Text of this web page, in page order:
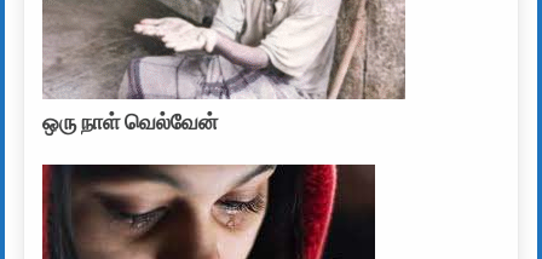
ஒரு நாள் வெல்வேன்